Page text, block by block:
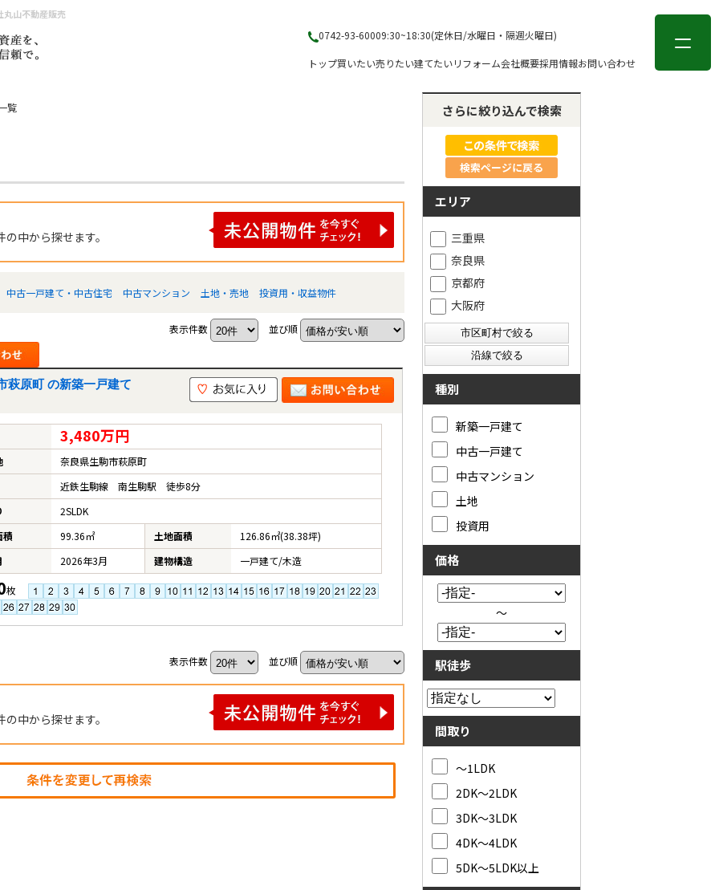
丸山不動産販売
0742-93-60009:30~18:30(定休日/水曜日・隔週火曜日)
トップ買いたい売りたい建てたいリフォーム会社概要採用情報お問い合わせ
会員登録 ログイン
覧
の中から探せます。
中古一戸建て・中古住宅 中古マンション 土地・売地 投資用・収益物件
表示件数 並び順
原町 の新築一戸建て
3,480万円
奈良県生駒市萩原町
近鉄生駒線 南生駒駅 徒歩8分
2SLDK
積
99.36㎡ 土地面積
126.86㎡(38.38坪)
2026年3月 建物構造 一戸建て/木造
枚
表示件数 並び順
の中から探せます。
さらに絞り込んで検索
検索ページに戻る
エリア
三重県
奈良県
京都府
大阪府
種別
新築一戸建て
中古一戸建て
中古マンション
土地
投資用
価格
～
駅徒歩
間取り
～1LDK
2DK～2LDK
3DK～3LDK
4DK～4LDK
5DK～5LDK以上